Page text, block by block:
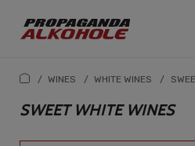
/ WINES / WHITE WINES /
SWEET WHITE WINES